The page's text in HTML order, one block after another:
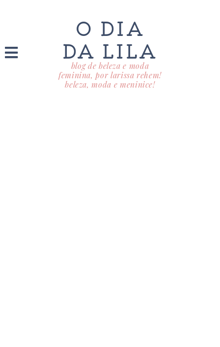
O DIA
DA LILA
blog de beleza e moda
feminina, por larissa rehem!
beleza, moda e meninice!